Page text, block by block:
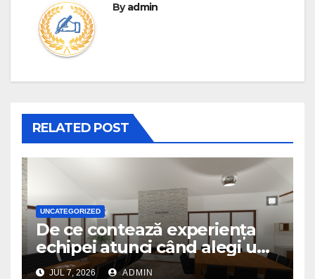
Byadmin
RELATED POST
UNCATEGORIZED
De ce contează experiența
echipei atunci când alegi un
birou de arhitectură
JUL 7, 2026 ADMIN